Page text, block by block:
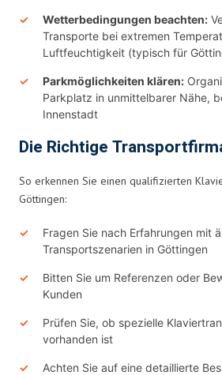
Wetterbedingungen beachten:
Transporte bei extremen
Luftfeuchtigkeit (typisch für
Parkmöglichkeiten klären:
Parkplatz in unmittelbarer Nähe,
Innenstadt
Die Richtige
So erkennen Sie einen qualifizierten
Göttingen:
Fragen Sie nach Erfahrungen mit
Transportszenarien in Göttingen
Bitten Sie um Referenzen oder
Kunden
Prüfen Sie, ob spezielle
vorhanden ist
Achten Sie auf eine detaillierte